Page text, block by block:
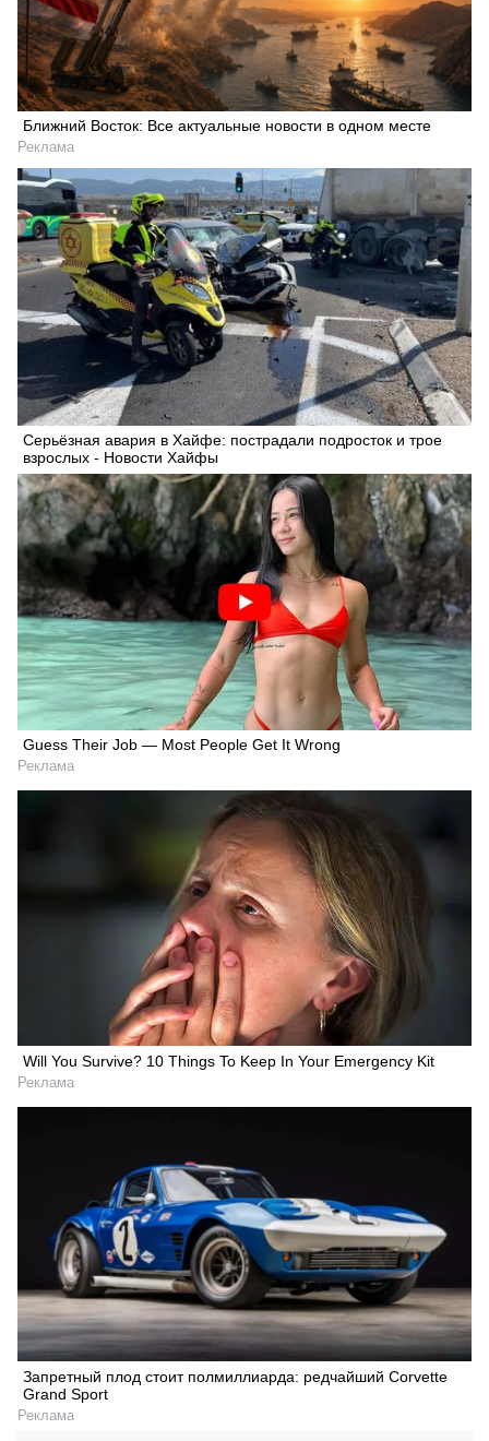
Ближний Восток: Все актуальные новости в одном месте
Реклама
Серьёзная авария в Хайфе: пострадали подросток и трое
взрослых - Новости Хайфы
Guess Their Job — Most People Get It Wrong
Реклама
Will You Survive? 10 Things To Keep In Your Emergency Kit
Реклама
Запретный плод стоит полмиллиарда: редчайший Corvette
Grand Sport
Реклама